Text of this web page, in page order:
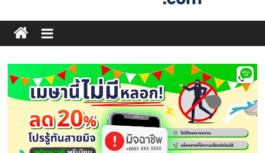
Navigator” ชูยุทธศาสตร์ “แหล่งทุนคู่องค์ความรู้” ติดปีก SME อาหาร
ไทยแข่งขันได้ในเวทีโลก
ททท. จับมือ TransNusa Airline – Traveloka ยกระดับการเชื่อมโยง
ไทย–อินโดนีเซีย ดันไทยสู่จุดหมายปลายทางคุณภาพ เชื่อม Asean
กกท.เปิดเกมรุก! ดันเอเชียนเกมส์ให้เป็นมากกว่าการแข่งขัน ผ่าน
แคมเปญระดับชาติ
Siam
Digest.com
ฺีBusiness
&